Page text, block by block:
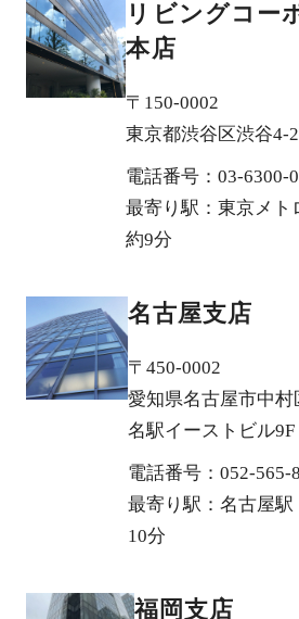
リビングコー
本店
〒150-0002
東京都渋谷区渋谷4-
電話番号：03-6300-
最寄り駅：東京メト
約9分
名古屋支店
〒450-0002
愛知県名古屋市中村
名駅イーストビル9F
電話番号：052-565-
最寄り駅：名古屋
10分
福岡支店